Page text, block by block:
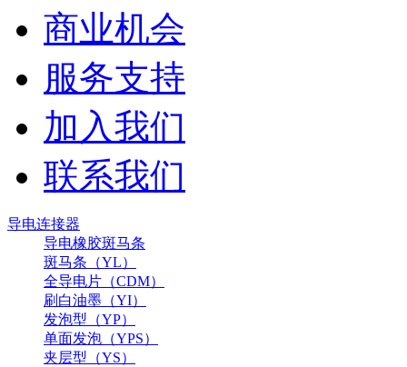
商业机会
服务支持
加入我们
联系我们
导电连接器
导电橡胶斑马条
斑马条（YL）
全导电片（CDM）
刷白油墨（YI）
发泡型（YP）
单面发泡（YPS）
夹层型（YS）